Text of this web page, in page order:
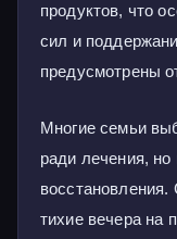
продуктов, что
сил и
предусмотрены
Многие семьи
ради лечения, но
восстановления.
тихие вечера на